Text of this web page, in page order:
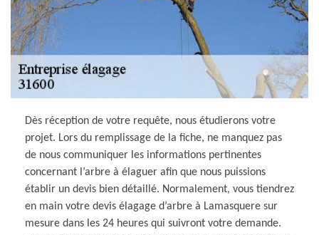
Dès réception de votre requête, nous étudierons votre
projet. Lors du remplissage de la fiche, ne manquez pas
de nous communiquer les informations pertinentes
concernant l’arbre à élaguer afin que nous puissions
établir un devis bien détaillé. Normalement, vous tiendrez
en main votre devis élagage d’arbre à Lamasquere sur
mesure dans les 24 heures qui suivront votre demande.